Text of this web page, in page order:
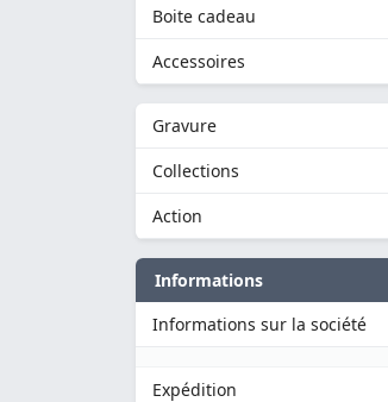
Boite cadeau
Accessoires
Gravure
Collections
Action
Informations
Informations sur la société
Expédition